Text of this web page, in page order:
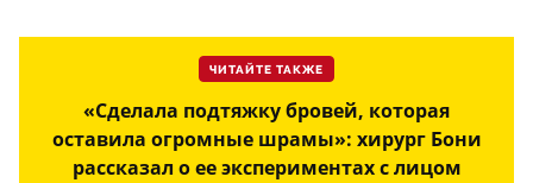
ЧИТАЙТЕ ТАКЖЕ
«Сделала подтяжку бровей, которая
оставила огромные шрамы»: хирург Бони
рассказал о ее экспериментах с лицом